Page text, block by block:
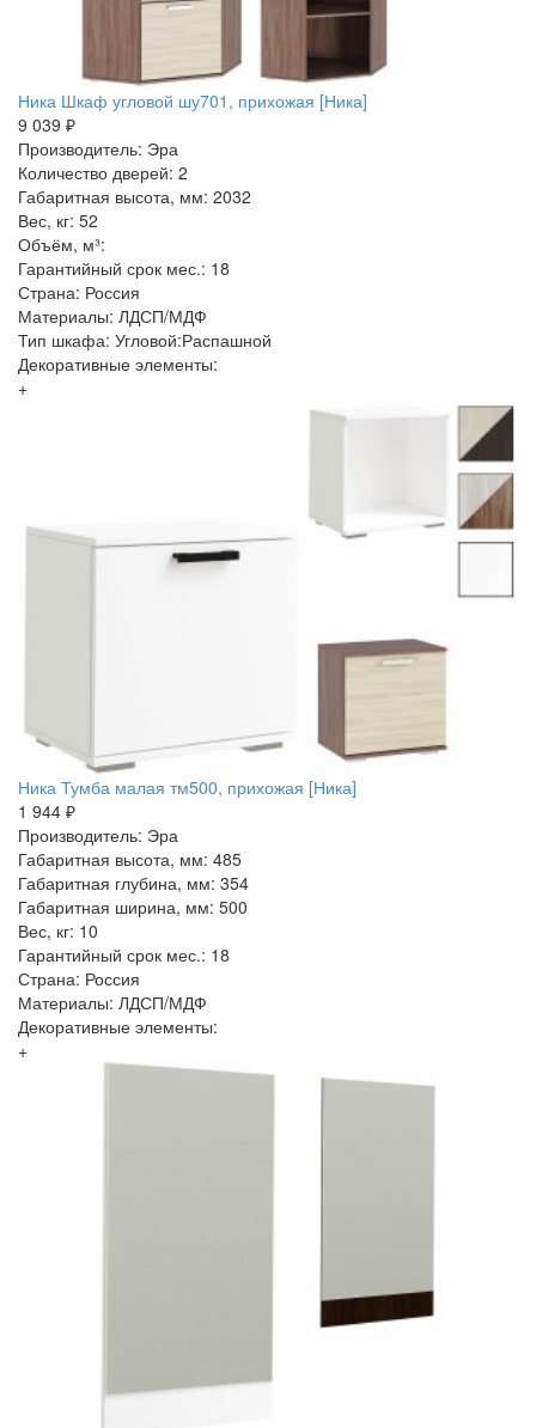
Ника Шкаф угловой шу701, прихожая [Ника]
9 039 ₽
Производитель: Эра
Количество дверей: 2
Габаритная высота, мм: 2032
Вес, кг: 52
Объём, м³:
Гарантийный срок мес.: 18
Страна: Россия
Материалы: ЛДСП/МДФ
Тип шкафа: Угловой:Распашной
Декоративные элементы:
+
Ника Тумба малая тм500, прихожая [Ника]
1 944 ₽
Производитель: Эра
Габаритная высота, мм: 485
Габаритная глубина, мм: 354
Габаритная ширина, мм: 500
Вес, кг: 10
Гарантийный срок мес.: 18
Страна: Россия
Материалы: ЛДСП/МДФ
Декоративные элементы:
+